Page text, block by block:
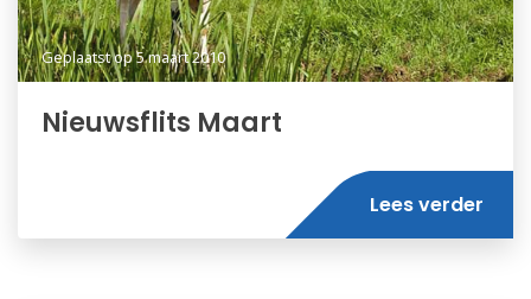
Geplaatst op5 maart 2010
Nieuwsflits Maart
Lees verder